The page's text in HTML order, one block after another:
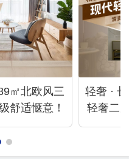
㎡北欧风三
舒适惬意！
轻奢 ·
轻奢二